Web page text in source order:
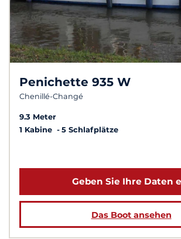
Penichette 935 W
Chenillé-Changé
9.3 Meter
1 Kabine
5 Schlafplätze
Geben Sie Ihre Daten
Das Boot ansehen